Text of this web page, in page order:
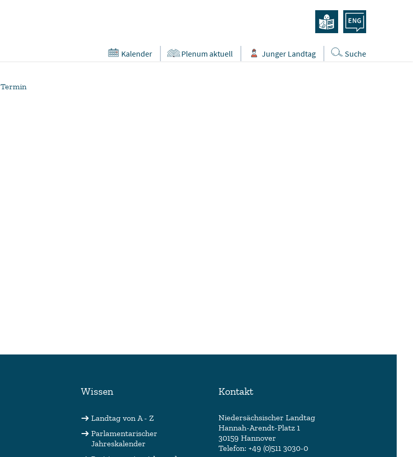
Kalender Plenum aktuell Junger Landtag Suche
Termin
Wissen
Landtag von A - Z
Parlamentarischer
Jahreskalender
Kontakt
Niedersächsischer Landtag
Hannah-Arendt-Platz 1
30159 Hannover
Telefon: +49 (0)511 3030-0